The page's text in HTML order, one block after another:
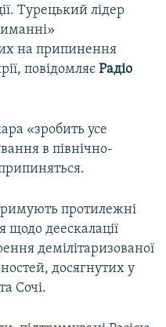
Турецький лідер
на припинення
повідомляє Радіо
«зробить усе
в північно-
припиняться.
протилежні
щодо деескалації
демілітаризованої
досягнутих у
Сочі.